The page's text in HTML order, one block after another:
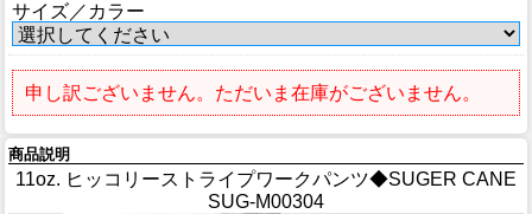
サイズ／カラー
申し訳ございません。ただいま在庫がございません。
商品説明
11oz. ヒッコリーストライプワークパンツ◆SUGER CANE
SUG-M00304